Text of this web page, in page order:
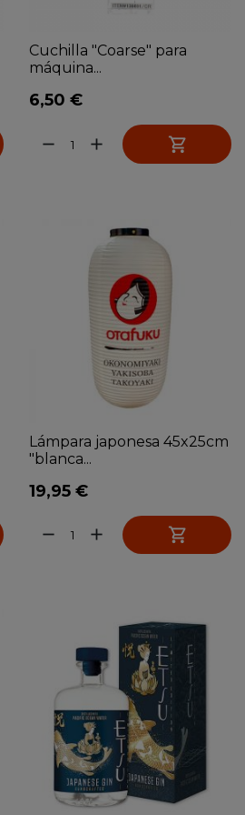
Cuchilla "Coarse" para
máquina...
6,50 €
remove add 
Lámpara japonesa 45x25cm
"blanca...
19,95 €
remove add 